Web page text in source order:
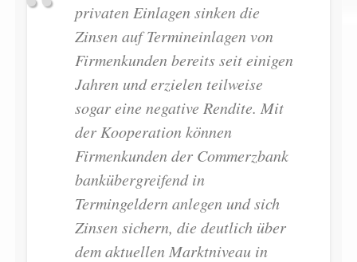
privaten Einlagen sinken die
Zinsen auf Termineinlagen von
Firmenkunden bereits seit einigen
Jahren und erzielen teilweise
sogar eine negative Rendite. Mit
der Kooperation können
Firmenkunden der Commerzbank
bankübergreifend in
Termingeldern anlegen und sich
Zinsen sichern, die deutlich über
dem aktuellen Marktniveau in